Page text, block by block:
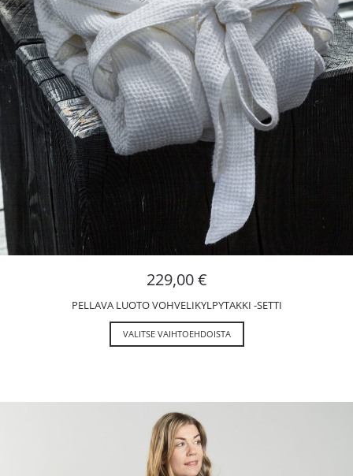
229,00€
PELLAVA LUOTO VOHVELIKYLPYTAKKI -SETTI
VALITSE VAIHTOEHDOISTA